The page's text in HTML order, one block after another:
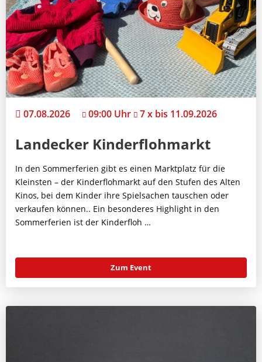
07.08.2026 09:00 Uhr 7 x bis 11.09.2026
Landecker Kinderflohmarkt
In den Sommerferien gibt es einen Marktplatz für die
Kleinsten – der Kinderflohmarkt auf den Stufen des Alten
Kinos, bei dem Kinder ihre Spielsachen tauschen oder
verkaufen können.. Ein besonderes Highlight in den
Sommerferien ist der Kinderfloh …
Zum Event